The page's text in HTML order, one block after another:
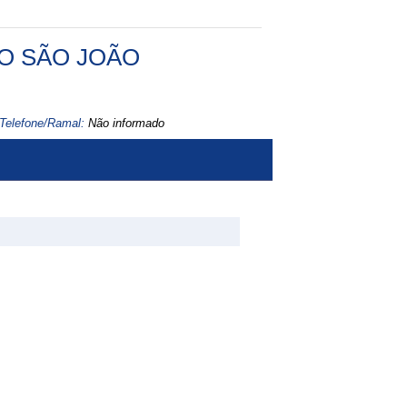
SÃO JOÃO
Telefone/Ramal: Não informado